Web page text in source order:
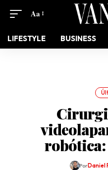
Aa
LIFESTYLE BUSINESS
robótica:
PorDaniel